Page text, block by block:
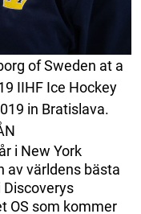
of Sweden at a
IIHF Ice Hockey
in Bratislava.
i New York
av världens bästa
Discoverys
OS som kommer